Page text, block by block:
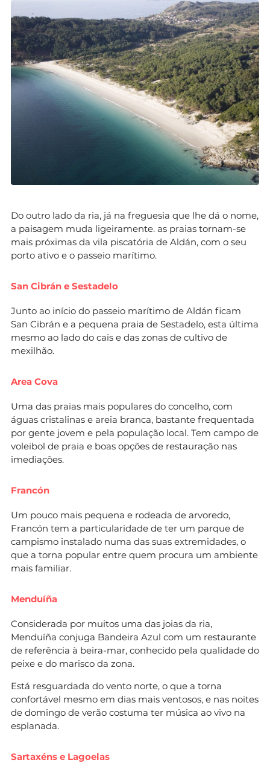
Do outro lado da ria, já na freguesia que lhe dá o nome,
a paisagem muda ligeiramente. as praias tornam-se
mais próximas da vila piscatória de Aldán, com o seu
porto ativo e o passeio marítimo.
San Cibrán e Sestadelo
Junto ao início do passeio marítimo de Aldán ficam
San Cibrán e a pequena praia de Sestadelo, esta última
mesmo ao lado do cais e das zonas de cultivo de
mexilhão.
Area Cova
Uma das praias mais populares do concelho, com
águas cristalinas e areia branca, bastante frequentada
por gente jovem e pela população local. Tem campo de
voleibol de praia e boas opções de restauração nas
imediações.
Francón
Um pouco mais pequena e rodeada de arvoredo,
Francón tem a particularidade de ter um parque de
campismo instalado numa das suas extremidades, o
que a torna popular entre quem procura um ambiente
mais familiar.
Menduíña
Considerada por muitos uma das joias da ria,
Menduíña conjuga Bandeira Azul com um restaurante
de referência à beira-mar, conhecido pela qualidade do
peixe e do marisco da zona.
Está resguardada do vento norte, o que a torna
confortável mesmo em dias mais ventosos, e nas noites
de domingo de verão costuma ter música ao vivo na
esplanada.
Sartaxéns e Lagoelas